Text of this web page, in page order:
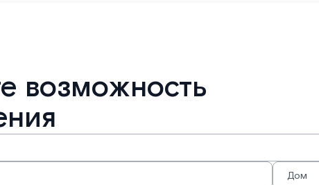
возможность